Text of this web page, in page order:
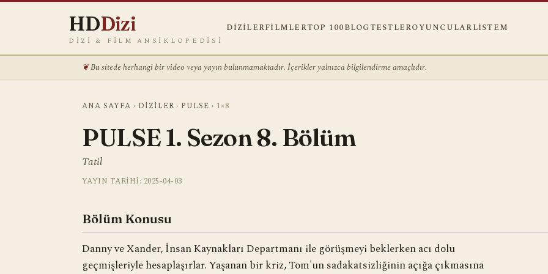
HDDizi
DIZI & FILM ANSIKLOPEDISI
DIZILERFILMLERTOP 100BLOGTESTLEROYUNCULARLISTEM
Bu sitede herhangi bir video veya yayın bulunmamaktadır. İçerikler yalnızca bilgilendirme amaçlıdır.
ANA SAYFA › DIZILER › PULSE › 1×8
PULSE 1. Sezon 8. Bölüm
Tatil
YAYIN TARIHI: 2025-04-03
Bölüm Konusu
Danny ve Xander, İnsan Kaynakları Departmanı ile görüşmeyi beklerken acı dolu
geçmişleriyle hesaplaşırlar. Yaşanan bir kriz, Tom'un sadakatsizliğinin açığa çıkmasına